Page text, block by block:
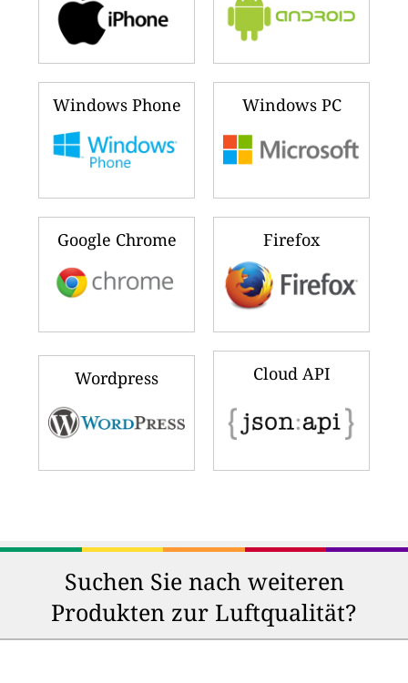
Windows Phone Windows PC
Google Chrome Firefox
Wordpress Cloud API
Suchen Sie nach weiteren
Produkten zur Luftqualität?